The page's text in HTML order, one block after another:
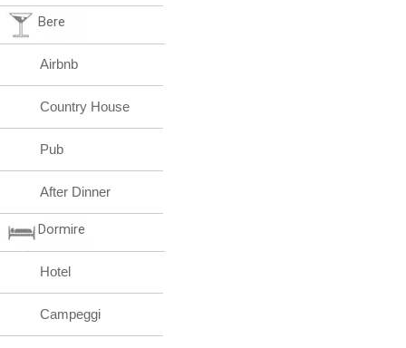
Bere
Airbnb
Country House
Pub
After Dinner
Dormire
Hotel
Campeggi